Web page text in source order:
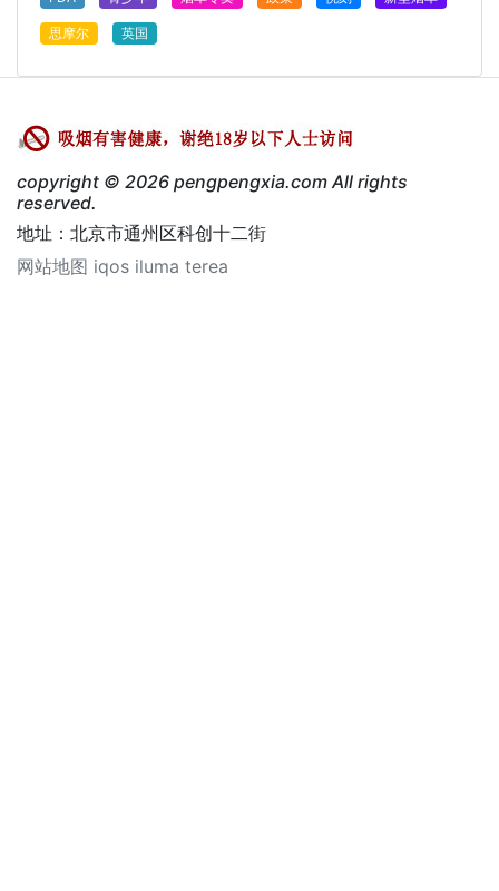
思摩尔 英国
copyright © 2026 pengpengxia.com All rights
reserved.
地址：北京市通州区科创十二街
网站地图 iqos iluma terea